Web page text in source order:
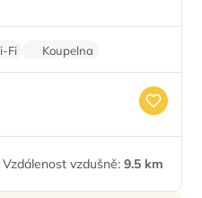
Fi
Koupelna
zdarma
Vzdálenost vzdušně: 9.5 km